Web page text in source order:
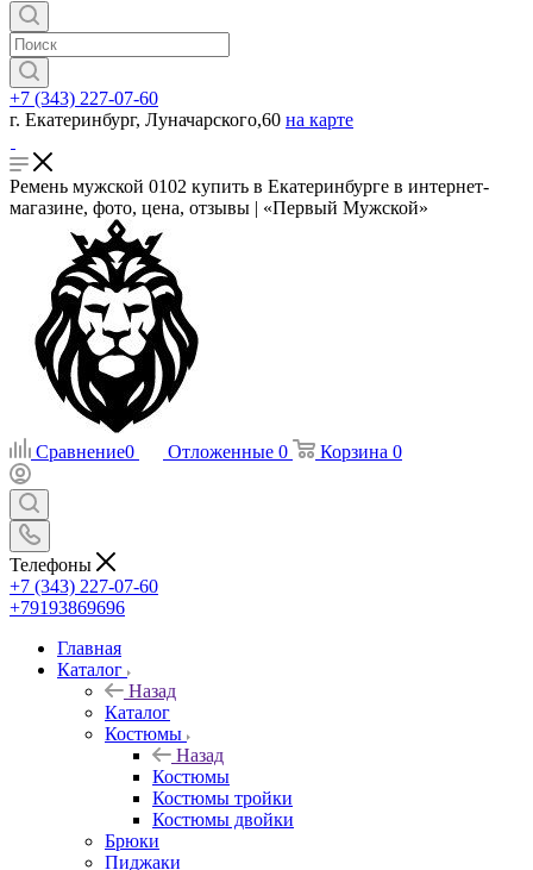
+7 (343) 227-07-60
г. Екатеринбург, Луначарского,60 на карте
Ремень мужской 0102 купить в Екатеринбурге в интернет-
магазине, фото, цена, отзывы | «Первый Мужской»
Сравнение0 Отложенные 0 Корзина 0
Телефоны
+7 (343) 227-07-60
+79193869696
Главная
Каталог
Назад
Каталог
Костюмы
Назад
Костюмы
Костюмы тройки
Костюмы двойки
Брюки
Пиджаки